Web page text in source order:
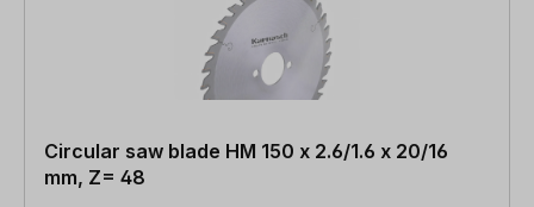
Circular saw blade HM 150 x 2.6/1.6 x 20/16
mm, Z= 48